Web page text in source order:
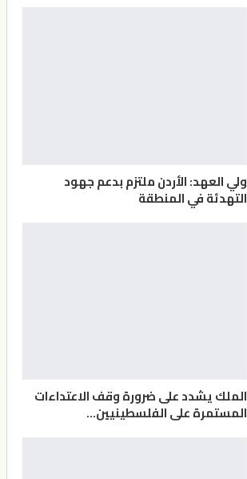
ولي العهد: الأردن ملتزم بدعم جهود
التهدئة في المنطقة
الملك يشدد على ضرورة وقف الاعتداءات
المستمرة على الفلسطينيين…